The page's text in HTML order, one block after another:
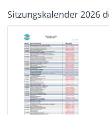
Sitzungskalender 2026